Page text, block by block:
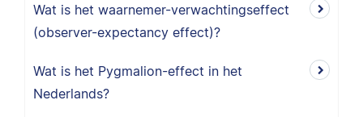
Wat is het waarnemer-verwachtingseffect
(observer-expectancy effect)?
Wat is het Pygmalion-effect in het
Nederlands?